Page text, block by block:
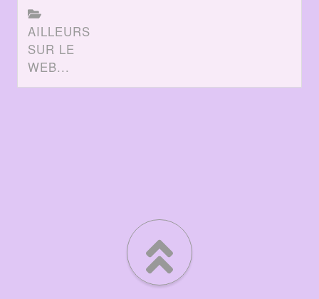
AILLEURS
SUR LE
WEB...